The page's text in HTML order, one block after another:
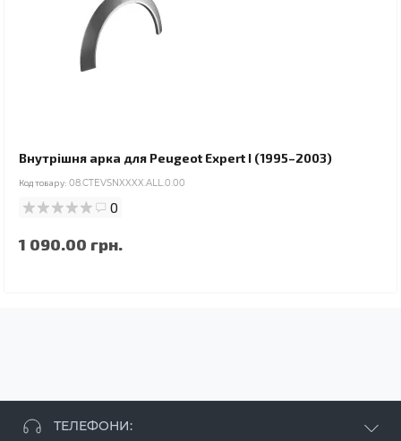
Внутрішня арка для Peugeot Expert I (1995–2003)
Код товару: 08.CTEVSNXXXX.ALL.0.00
0
1 090.00 грн.
ТЕЛЕФОНИ: